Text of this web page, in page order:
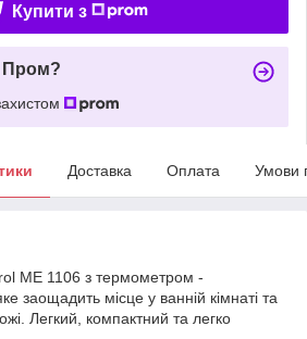
Купити з
Пром?
Доставка Оплата Умови
ME 1106 з термометром -
заощадить місце у ванній кімнаті та
Легкий, компактний та легко